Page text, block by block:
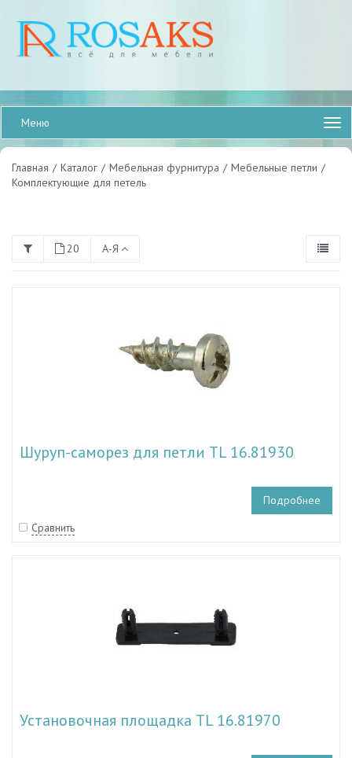
Меню
Главная / Каталог / Мебельная фурнитура / Мебельные петли /
Комплектующие для петель
20 А-Я
Шуруп-саморез для петли TL 16.81930
Подробнее
Сравнить
Установочная площадка TL 16.81970